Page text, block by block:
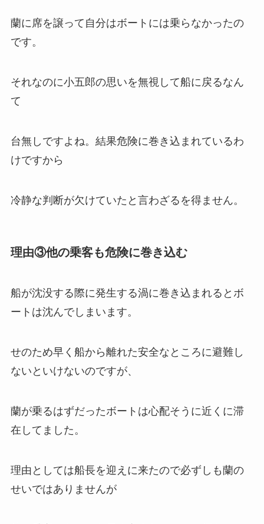
蘭に席を譲って自分はボートには乗らなかったの
です。
それなのに小五郎の思いを無視して船に戻るなん
て
台無しですよね。結果危険に巻き込まれているわ
けですから
冷静な判断が欠けていたと言わざるを得ません。
理由③他の乗客も危険に巻き込む
船が沈没する際に発生する渦に巻き込まれるとボ
ートは沈んでしまいます。
せのため早く船から離れた安全なところに避難し
ないといけないのですが、
蘭が乗るはずだったボートは心配そうに近くに滞
在してました。
理由としては船長を迎えに来たので必ずしも蘭の
せいではありませんが